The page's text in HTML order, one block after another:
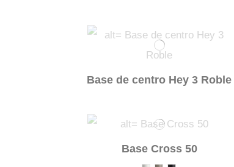
Base de centro Hey 3 Roble
Base Cross 50